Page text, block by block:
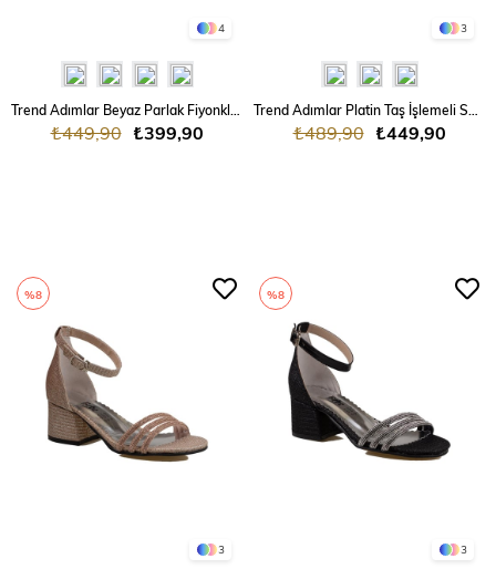
4
₺399,90
₺449,90
3
₺449,90
₺489,90
3
%8
3
%8